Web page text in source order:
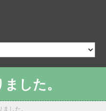
した。
した。